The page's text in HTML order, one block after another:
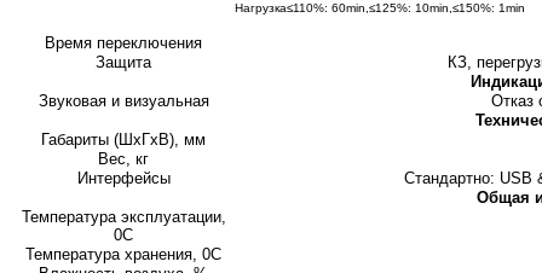
Нагрузка≤110%: 60min,≤125%: 10min,≤150%: 1min
Время переключения
Защита
КЗ,
Звуковая и визуальная
Отказ
Габариты (ШхГхВ), мм
Вес, кг
Интерфейсы
Стандартно: USB
Общая
Температура эксплуатации,
0С
Температура хранения, 0С